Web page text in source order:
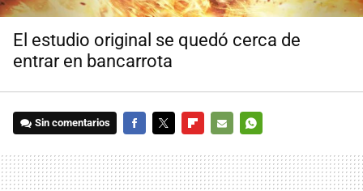
El estudio original se quedó cerca de
entrar en bancarrota
Sin comentarios
MAIL